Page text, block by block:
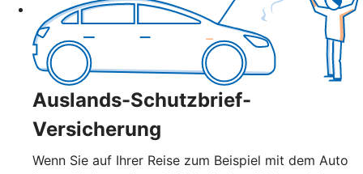
Auslands-Schutzbrief-
Versicherung
Wenn Sie auf Ihrer Reise zum Beispiel mit dem Auto